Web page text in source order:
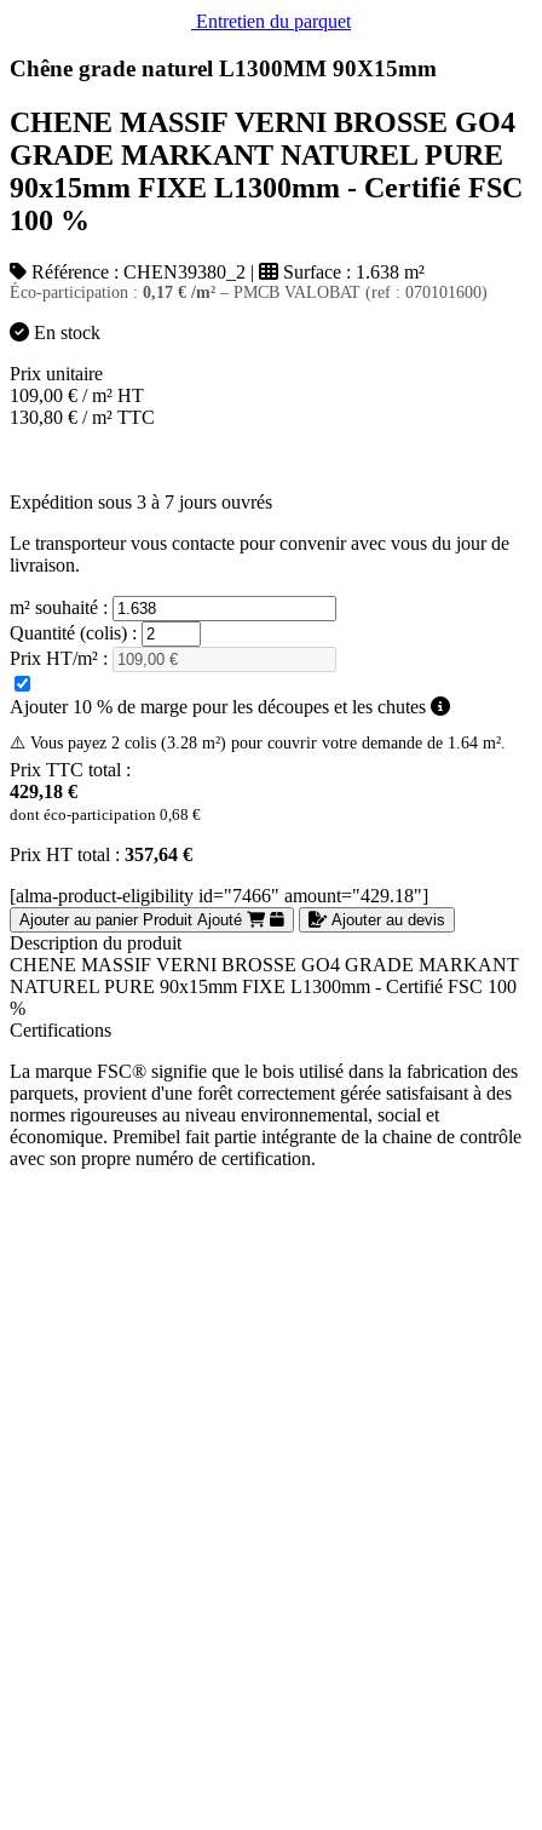
Entretien du parquet
Chêne grade naturel L1300MM 90X15mm
CHENE MASSIF VERNI BROSSE GO4
GRADE MARKANT NATUREL PURE
90x15mm FIXE L1300mm - Certifié FSC
100 %
Référence : CHEN39380_2 | Surface : 1.638 m²
Éco-participation : 0,17 € /m² – PMCB VALOBAT (ref : 070101600)
En stock
Prix unitaire
109,00 € / m² HT
130,80 € / m² TTC
Expédition sous 3 à 7 jours ouvrés
Le transporteur vous contacte pour convenir avec vous du jour de
livraison.
m² souhaité :
Quantité (colis) :
Prix HT/m² :
Ajouter 10 % de marge pour les découpes et les chutes
⚠️ Vous payez 2 colis (3.28 m²) pour couvrir votre demande de 1.64 m².
Prix TTC total :
429,18 €
dont éco-participation 0,68 €
Prix HT total : 357,64 €
[alma-product-eligibility id="7466" amount="429.18"]
Ajouter au panier Produit Ajouté Ajouter au devis
Description du produit
CHENE MASSIF VERNI BROSSE GO4 GRADE MARKANT
NATUREL PURE 90x15mm FIXE L1300mm - Certifié FSC 100
%
Certifications
La marque FSC® signifie que le bois utilisé dans la fabrication des
parquets, provient d'une forêt correctement gérée satisfaisant à des
normes rigoureuses au niveau environnemental, social et
économique. Premibel fait partie intégrante de la chaine de contrôle
avec son propre numéro de certification.